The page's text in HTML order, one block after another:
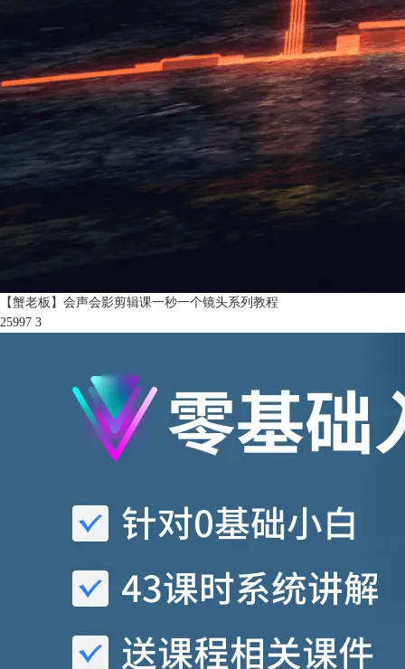
【蟹老板】会声会影剪辑课一秒一个镜头系列教程
25997 3